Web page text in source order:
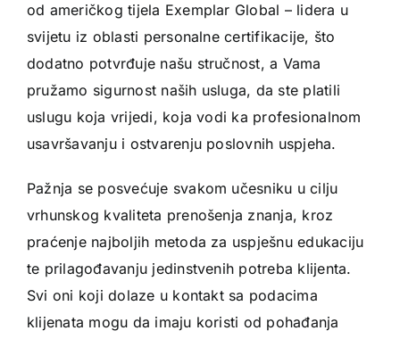
od američkog tijela Exemplar Global – lidera u
svijetu iz oblasti personalne certifikacije, što
dodatno potvrđuje našu stručnost, a Vama
pružamo sigurnost naših usluga, da ste platili
uslugu koja vrijedi, koja vodi ka profesionalnom
usavršavanju i ostvarenju poslovnih uspjeha.
Pažnja se posvećuje svakom učesniku u cilju
vrhunskog kvaliteta prenošenja znanja, kroz
praćenje najboljih metoda za uspješnu edukaciju
te prilagođavanju jedinstvenih potreba klijenta.
Svi oni koji dolaze u kontakt sa podacima
klijenata mogu da imaju koristi od pohađanja